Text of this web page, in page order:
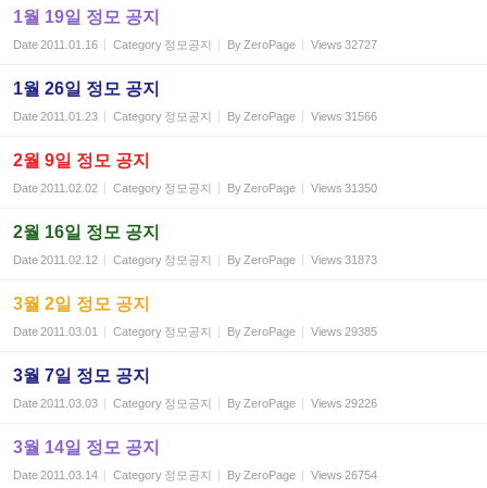
1월 19일 정모 공지
Date2011.01.16 Category 정모공지 By ZeroPage Views 32727
1월 26일 정모 공지
Date2011.01.23 Category 정모공지 By ZeroPage Views 31566
2월 9일 정모 공지
Date2011.02.02 Category 정모공지 By ZeroPage Views 31350
2월 16일 정모 공지
Date2011.02.12 Category 정모공지 By ZeroPage Views 31873
3월 2일 정모 공지
Date2011.03.01 Category 정모공지 By ZeroPage Views 29385
3월 7일 정모 공지
Date2011.03.03 Category 정모공지 By ZeroPage Views 29226
3월 14일 정모 공지
Date2011.03.14 Category 정모공지 By ZeroPage Views 26754